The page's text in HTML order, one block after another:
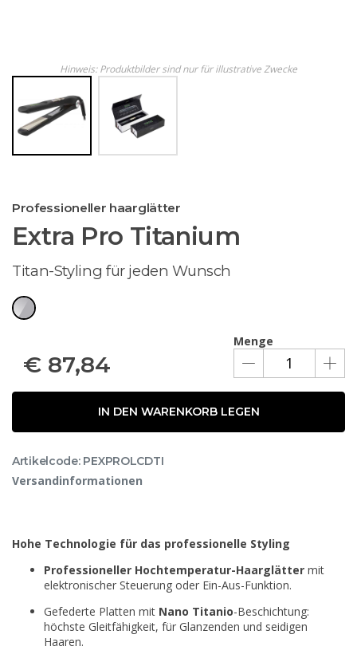
Hinweis: Produktbilder sind nur für illustrative Zwecke
Professioneller haarglätter
Extra Pro Titanium
Titan-Styling für jeden Wunsch
Menge
€ 87,84
IN DEN WARENKORB LEGEN
Artikelcode: PEXPROLCDTI
Versandinformationen
Hohe Technologie für das professionelle Styling
Professioneller Hochtemperatur-Haarglätter mit
elektronischer Steuerung oder Ein-Aus-Funktion.
Gefederte Platten mit Nano Titanio-Beschichtung:
höchste Gleitfähigkeit, für Glanzenden und seidigen
Haaren.